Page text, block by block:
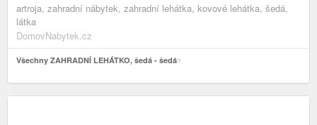
artroja, zahradní nábytek, zahradní lehátka, kovové lehátka, šedá,
látka
DomovNabytek.cz
Všechny ZAHRADNÍ LEHÁTKO, šedá - šedá